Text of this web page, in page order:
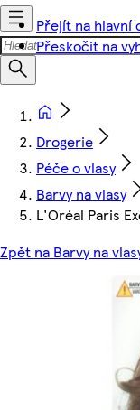
Přejít na hlavní
Přeskočit na
Drogerie
Péče o vlasy
Barvy na vlasy
L'Oréal Paris
Zpět na Barvy na